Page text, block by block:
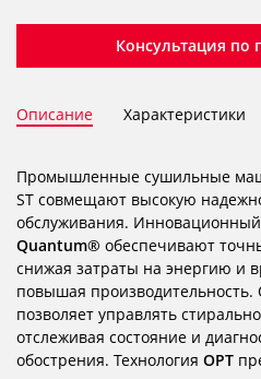
Консультация по
Описание Характеристики
Промышленные сушильные
ST совмещают высокую
обслуживания. Инновационный
Quantum® обеспечивают
снижая затраты на энергию и
повышая
позволяет управлять
отслеживая состояние и
обострения. Технология OPT